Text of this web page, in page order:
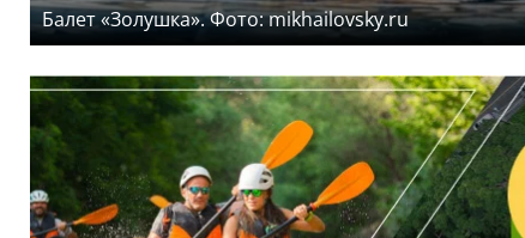
Балет «Золушка». Фото: mikhailovsky.ru